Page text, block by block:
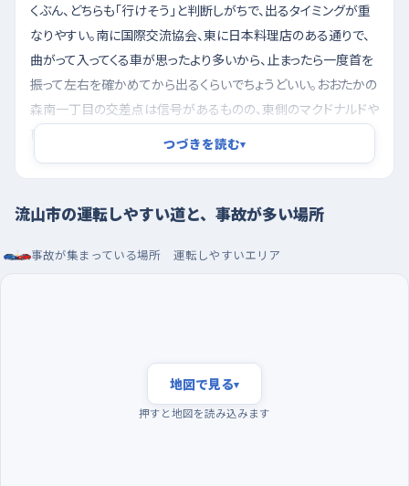
くぶん、どちらも「行けそう」と判断しがちで、出るタイミングが重
なりやすい。南に国際交流協会、東に日本料理店のある通りで、
曲がって入ってくる車が思ったより多いから、止まったら一度首を
振って左右を確かめてから出るくらいでちょうどいい。おおたかの
森南一丁目の交差点は信号があるものの、東側のマクドナルドや
南側のレンタカーの営業所に出入りする車がすぐ横にいて、右左
折待ちの間に視線が散りやすい。宮園三丁目の第三コミュニティ
ーホーム前交差点は東へ向かって下っているので、下り側から進
むと速度が乗りやすく、停止線までの距離を早めに読んでおきた
るほうが、周りに追い立てられずに自分のペースで確認できる。
曜日でいえば日曜は流れがゆるみやすいので、最初の何回かは
つづきを読む▾
流山市の運転しやすい道と、事故が多い場所
事故が集まっている場所 運転しやすいエリア
地図で見る▾
押すと地図を読み込みます